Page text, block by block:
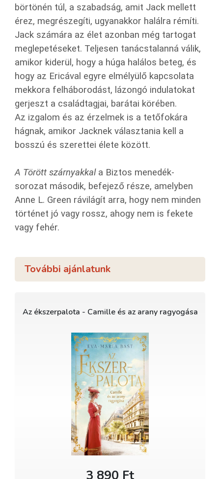
börtönén túl, a szabadság, amit Jack mellett
érez, megrészegíti, ugyanakkor halálra rémíti.
Jack számára az élet azonban még tartogat
meglepetéseket. Teljesen tanácstalanná válik,
amikor kiderül, hogy a húga halálos beteg, és
hogy az Ericával egyre elmélyülő kapcsolata
mekkora felháborodást, lázongó indulatokat
gerjeszt a családtagjai, barátai körében.
Az izgalom és az érzelmek is a tetőfokára
hágnak, amikor Jacknek választania kell a
bosszú és szerettei élete között.
A Törött szárnyakkala Biztos menedék-
sorozat második, befejező része, amelyben
Anne L. Green rávilágít arra, hogy nem minden
történet jó vagy rossz, ahogy nem is fekete
vagy fehér.
További ajánlatunk
Az ékszerpalota - Camille és az arany ragyogása
3 890 Ft